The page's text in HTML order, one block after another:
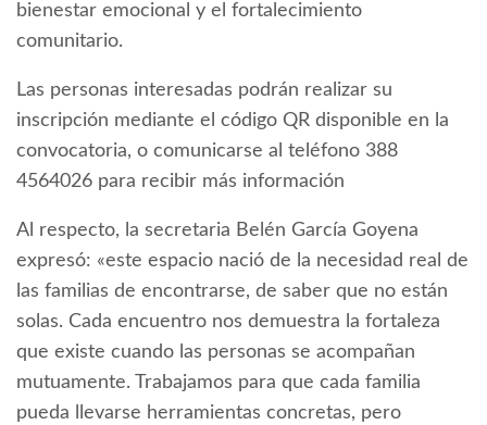
bienestar emocional y el fortalecimiento
comunitario.
Las personas interesadas podrán realizar su
inscripción mediante el código QR disponible en la
convocatoria, o comunicarse al teléfono 388
4564026 para recibir más información
Al respecto, la secretaria Belén García Goyena
expresó: «este espacio nació de la necesidad real de
las familias de encontrarse, de saber que no están
solas. Cada encuentro nos demuestra la fortaleza
que existe cuando las personas se acompañan
mutuamente. Trabajamos para que cada familia
pueda llevarse herramientas concretas, pero